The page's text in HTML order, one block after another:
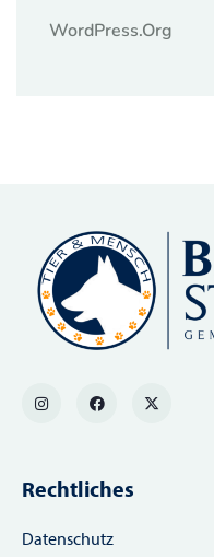
WordPress.org
Rechtliches
Datenschutz